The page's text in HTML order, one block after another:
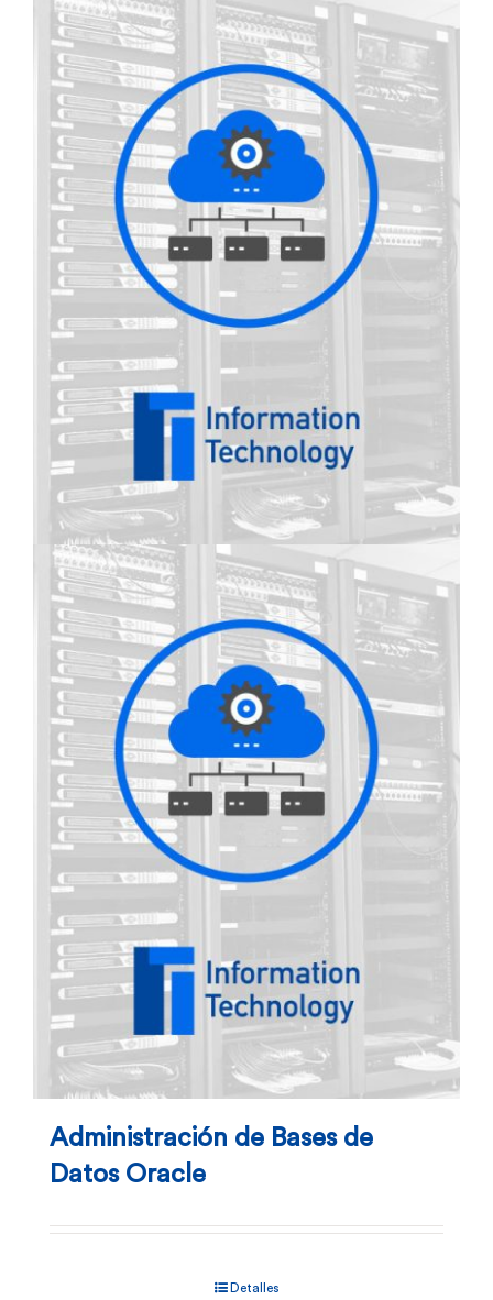
Administración de Bases de
Datos Oracle
Detalles